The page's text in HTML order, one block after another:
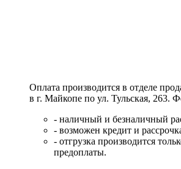
Оплата производится в отделе
в г. Майкопе по ул. Тульская, 263.
- наличный и безналичный
- возможен кредит и
- отгрузка производится
предоплаты.